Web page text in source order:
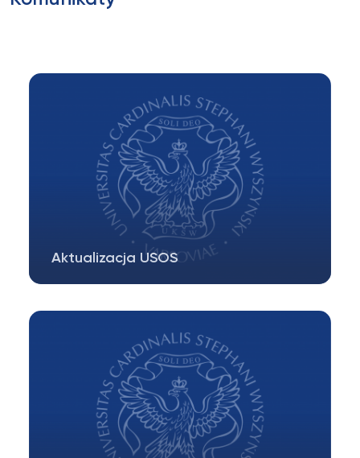
Aktualizacja USOS
APD, Katalog ECTS odbędzie się w terminie…